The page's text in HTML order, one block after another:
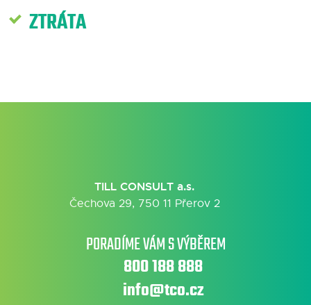
ZTRÁTA
TILL CONSULT a.s.
Čechova 29, 750 11 Přerov 2
PORADÍME VÁM S VÝBĚREM
800 188 888
info@tco.cz